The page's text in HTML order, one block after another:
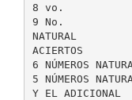
8 vo.
9 No.
NATURAL
ACIERTOS
6 NÚMEROS
5 NÚMEROS
Y EL ADICIONAL